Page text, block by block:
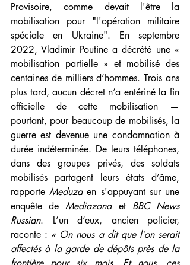
Provisoire, comme devait l'être la
mobilisation pour "l'opération militaire
spéciale en Ukraine". En septembre
2022, Vladimir Poutine a décrété une «
mobilisation partielle » et mobilisé des
centaines de milliers d’hommes. Trois ans
plus tard, aucun décret n’a entériné la fin
officielle de cette mobilisation —
pourtant, pour beaucoup de mobilisés, la
guerre est devenue une condamnation à
durée indéterminée. De leurs téléphones,
dans des groupes privés, des soldats
mobilisés partagent leurs états d’âme,
rapporte Meduza en s'appuyant sur une
enquête de Mediazona et BBC News
Russian. L’un d’eux, ancien policier,
raconte : « On nous a dit que l’on serait
affectés à la garde de dépôts près de la